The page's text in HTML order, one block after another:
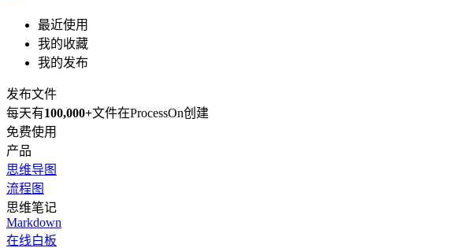
最近使用
我的收藏
我的发布
发布文件
每天有100,000+文件在ProcessOn创建
免费使用
产品
思维导图
流程图
思维笔记
Markdown
在线白板